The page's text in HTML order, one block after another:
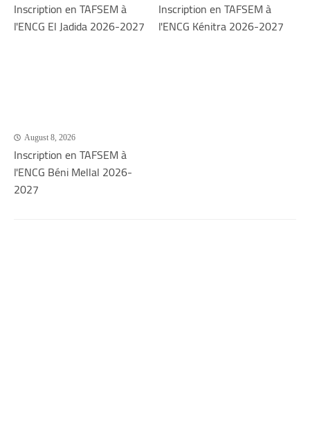
Inscription en TAFSEM à
l'ENCG El Jadida 2026-2027
Inscription en TAFSEM à
l'ENCG Kénitra 2026-2027
August 8, 2026
Inscription en TAFSEM à
l'ENCG Béni Mellal 2026-
2027